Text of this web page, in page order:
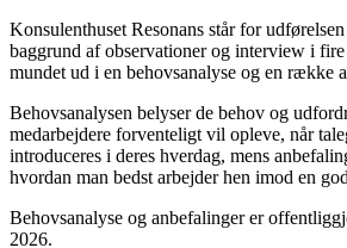
Konsulenthuset Resonans står for
baggrund af observationer og interview i
mundet ud i en behovsanalyse og en række
Behovsanalysen belyser de behov og
medarbejdere forventeligt vil opleve, når
introduceres i deres hverdag, mens
hvordan man bedst arbejder hen imod en
Behovsanalyse og anbefalinger er
2026.